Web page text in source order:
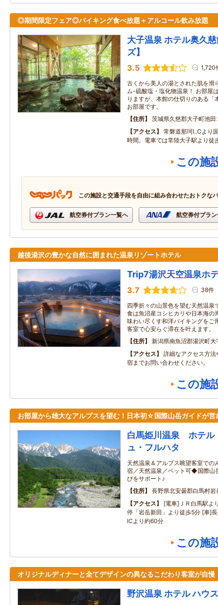
◎期間限定フェア◎バイキング食べ放題＋アルコール飲み放題
大子温泉 ホテル奥久
ズ】
3.5 1,720
古くから美人の湯とされた肌を滑
ム-硫酸塩・塩化物温泉！ お部屋
りますが、本館の仕切りのある「
お部屋です。
住所
茨城県久慈郡大子町池田
アクセス
常磐道那珂I..Cより
時間。電車では常陸大子駅より徒
この施
この施設と交通手段を自由に組み合わせたおトクな
航空券付プラン一覧へ 航空券付プラ
越後湯沢の豊かな自然に囲まれた温泉リゾートホテル
Trip7湯沢天空温泉ホ
3.7 38件
四季折々の山景色を望む天然温泉
食は魚沼産コシヒカリや日本海の
味わい尽くす和洋バイキングを
客室で心安らぐ滞在を叶えます。
住所
新潟県南魚沼郡湯沢町大
アクセス
詳細なアクセス方
宿までお問い合わせください。
この施
お部屋から雄大なアルプスを望む！日本初☆国際山岳ガイドが営
白馬姫川温泉 ホテ
ュ・フルハタ
天然温泉＆アルプス眺望客室での
宿／天然温泉／ペット可◆国際山
びをサポート♪
住所
長野県北安曇郡白馬村岩
アクセス
[電車]ＪＲ白馬駅よ
停「岩岳新田」より徒歩5分 [車]
ICより約60分
この施
オリジナルディナーと全てデザインの異なるこだわり客室が自慢
野沢温泉 ホテル ハウ